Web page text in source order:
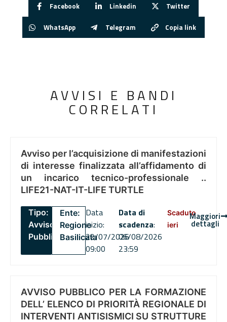
Facebook Linkedin Twitter
WhatsApp Telegram Copia link
AVVISI E BANDI
CORRELATI
Avviso per l’acquisizione di manifestazioni
di interesse finalizzata all’affidamento di
un incarico tecnico-professionale ..
LIFE21-NAT-IT-LIFE TURTLE
Tipo:
Avviso
Pubblico
Ente:
Regione
Basilicata
Data
inizio:
22/07/2026
09:00
Data di
scadenza:
06/08/2026
23:59
Scaduto
ieri
Maggiori
dettagli
AVVISO PUBBLICO PER LA FORMAZIONE
DELL’ ELENCO DI PRIORITÀ REGIONALE DI
INTERVENTI ANTISISMICI SU STRUTTURE